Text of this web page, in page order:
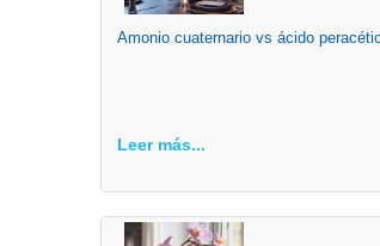
Amonio cuaternario vs ácido
Leer más...